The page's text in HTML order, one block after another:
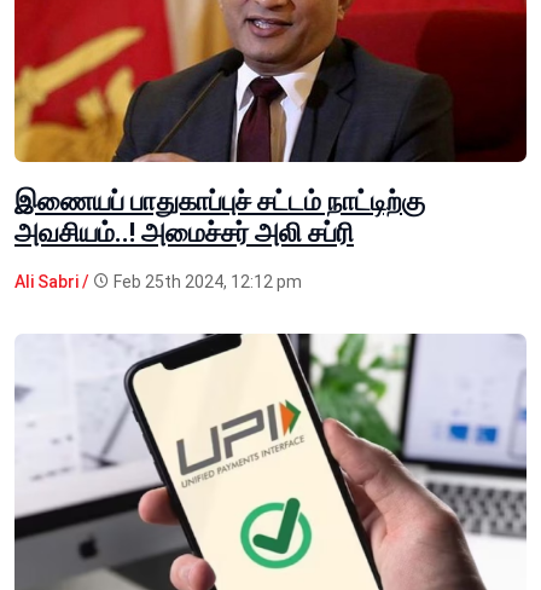
இணையப் பாதுகாப்புச் சட்டம் நாட்டிற்கு
அவசியம்..! அமைச்சர் அலி சப்ரி
Ali Sabri / Feb 25th 2024, 12:12 pm